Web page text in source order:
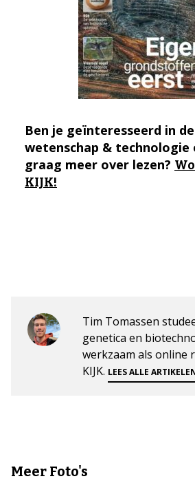
Ben je geïnteresseerd in
wetenschap & technologie
graag meer over lezen?
KIJK!
Tim Tomassen
genetica en
werkzaam als online
KIJK. LEES ALLE
Meer Foto's